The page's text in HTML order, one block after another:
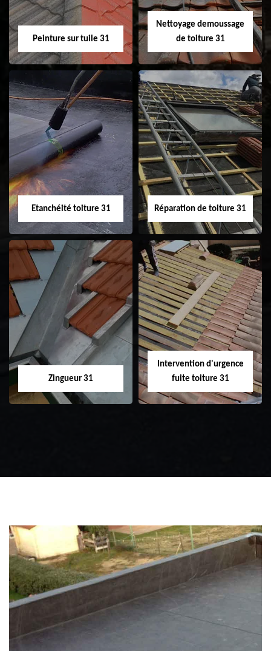
Peinture sur tuile 31
Peinture sur tuile
31
Nettoyage demoussage
de toiture 31
Nettoyage
demoussage de
toiture 31
Etanchéité toiture 31
Etanchéité toiture
31
Réparation de toiture 31
Réparation de
toiture 31
Zingueur 31
Intervention d'urgence
fuite toiture 31